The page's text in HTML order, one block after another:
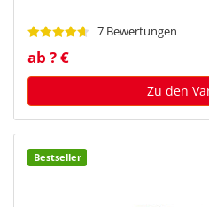
7 Bewertungen
ab ? €
Zu den
Bestseller